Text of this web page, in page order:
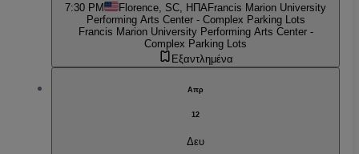
7:30 PM Florence, SC, ΗΠΑFrancis Marion University
Performing Arts Center - Complex Parking Lots
Francis Marion University Performing Arts Center -
Complex Parking Lots
Εξαντλημένα
Απρ
12
Δευ